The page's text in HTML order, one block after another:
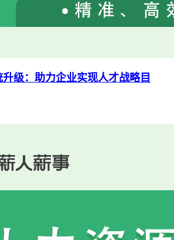
级：助力企业实现人才战略目